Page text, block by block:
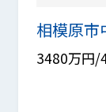
相模原
3480万円/